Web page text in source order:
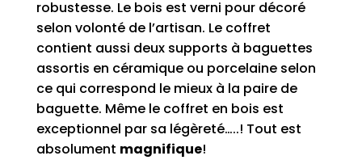
robustesse. Le bois est verni pour décoré
selon volonté de l’artisan. Le coffret
contient aussi deux supports à baguettes
assortis en céramique ou porcelaine selon
ce qui correspond le mieux à la paire de
baguette. Même le coffret en bois est
exceptionnel par sa légèreté…..! Tout est
absolument magnifique!